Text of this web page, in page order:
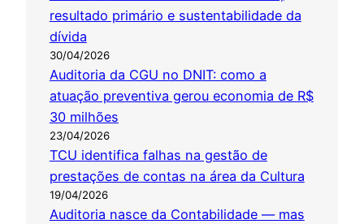
resultado primário e sustentabilidade da
dívida
30/04/2026
Auditoria da CGU no DNIT: como a
atuação preventiva gerou economia de R$
30 milhões
23/04/2026
TCU identifica falhas na gestão de
prestações de contas na área da Cultura
19/04/2026
Auditoria nasce da Contabilidade — mas